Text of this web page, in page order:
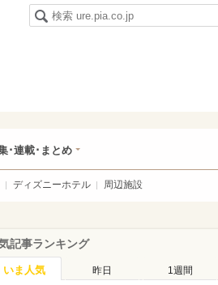
･連載･まとめ
ディズニーホテル 周辺施設
記事ランキング
いま人気 昨日 1週間